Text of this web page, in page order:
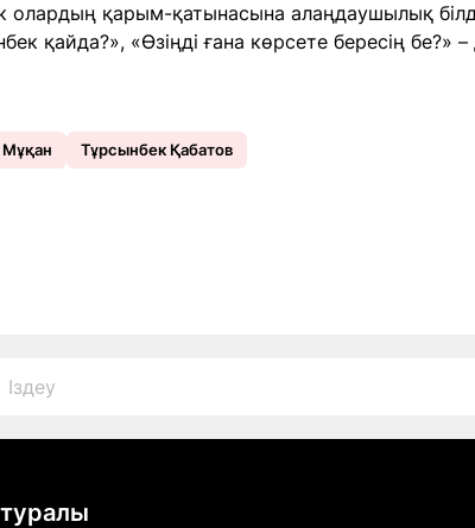
олардың қарым-қатынасына алаңдаушылық
қайда?», «Өзіңді ғана көрсете бересің бе?»
Мұқан Тұрсынбек Қабатов